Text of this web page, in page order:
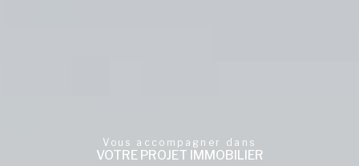
Vous accompagner dans
VOTRE PROJET IMMOBILIER